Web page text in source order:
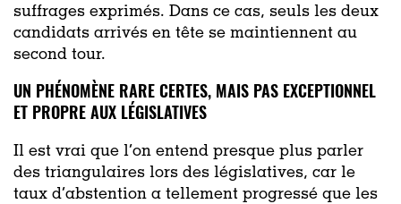
suffrages exprimés. Dans ce cas, seuls les deux
candidats arrivés en tête se maintiennent au
second tour.
UN PHÉNOMÈNE RARE CERTES, MAIS PAS EXCEPTIONNEL
ET PROPRE AUX LÉGISLATIVES
Il est vrai que l’on entend presque plus parler
des triangulaires lors des législatives, car le
taux d’abstention a tellement progressé que les